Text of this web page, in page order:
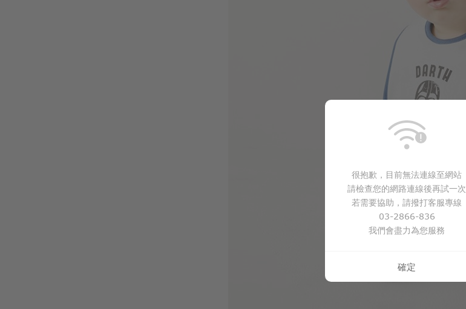
$99
$114 $ 119
很抱歉，目前無法連線至網站
請檢查您的網路連線後再試一次
若需要協助，請撥打客服專線
03-2866-836
我們會盡力為您服務
確定